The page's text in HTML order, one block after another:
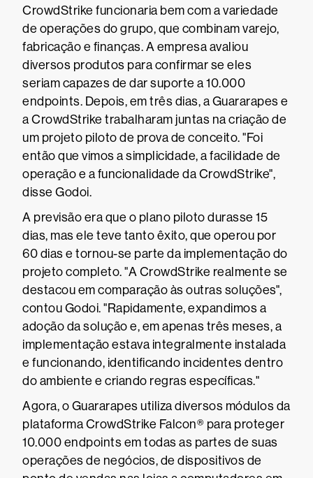
CrowdStrike funcionaria bem com a variedade
de operações do grupo, que combinam varejo,
fabricação e finanças. A empresa avaliou
diversos produtos para confirmar se eles
seriam capazes de dar suporte a 10.000
endpoints. Depois, em três dias, a Guararapes e
a CrowdStrike trabalharam juntas na criação de
um projeto piloto de prova de conceito. "Foi
então que vimos a simplicidade, a facilidade de
operação e a funcionalidade da CrowdStrike",
disse Godoi.
A previsão era que o plano piloto durasse 15
dias, mas ele teve tanto êxito, que operou por
60 dias e tornou-se parte da implementação do
projeto completo. "A CrowdStrike realmente se
destacou em comparação às outras soluções",
contou Godoi. "Rapidamente, expandimos a
adoção da solução e, em apenas três meses, a
implementação estava integralmente instalada
e funcionando, identificando incidentes dentro
do ambiente e criando regras específicas."
Agora, o Guararapes utiliza diversos módulos da
plataforma CrowdStrike Falcon® para proteger
10.000 endpoints em todas as partes de suas
operações de negócios, de dispositivos de